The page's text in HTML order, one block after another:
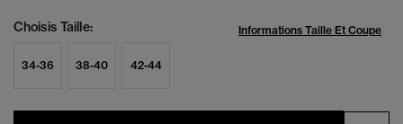
Choisis Taille: Informations Taille Et Coupe
34-36 38-40 42-44